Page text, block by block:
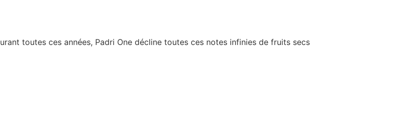
toutes ces années, Padri One décline toutes ces notes infinies de fruits secs